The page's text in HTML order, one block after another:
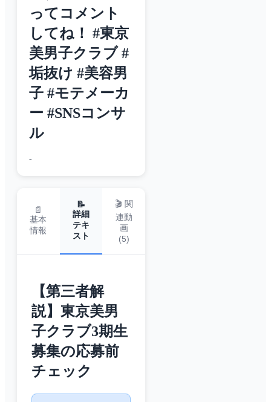
ってコメント
してね！ #東京
美男子クラブ #
垢抜け #美容男
子 #モテメーカ
ー #SNSコンサ
ル
-
📄
基本
情報
📝
詳細
テキ
スト
🎬 関
連動
画
(5)
【第三者解
説】東京美男
子クラブ3期生
募集の応募前
チェック